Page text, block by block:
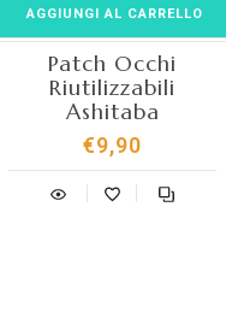
AGGIUNGI AL CARRELLO
Patch Occhi
Riutilizzabili
Ashitaba
€9,90